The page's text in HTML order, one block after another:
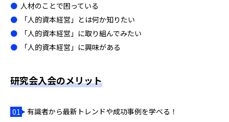
人材のことで困っている
「人的資本経営」とは何か知りたい
「人的資本経営」に取り組んでみたい
「人的資本経営」に興味がある
研究会入会のメリット
有識者から最新トレンドや成功事例を学べる！